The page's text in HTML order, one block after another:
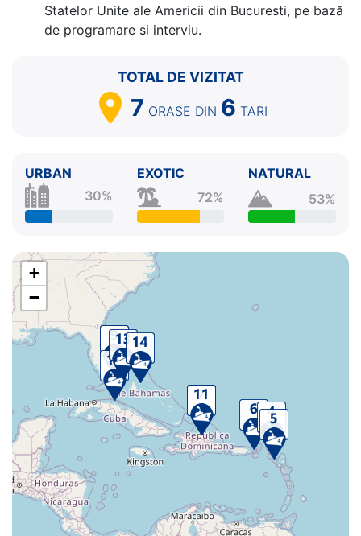
Statelor Unite ale Americii din Bucuresti, pe bază
de programare si interviu.
TOTAL DE VIZITAT
7 ORASE DIN 6 TARI
URBAN
30%
EXOTIC
72%
NATURAL
53%
+
−